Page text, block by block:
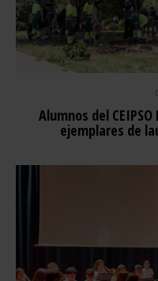
Alumnos del
ejemplares de